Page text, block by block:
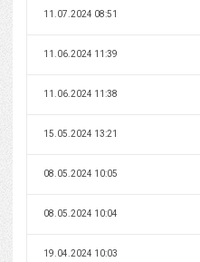
11.07.2024 08:51
11.06.2024 11:39
11.06.2024 11:38
15.05.2024 13:21
08.05.2024 10:05
08.05.2024 10:04
19.04.2024 10:03